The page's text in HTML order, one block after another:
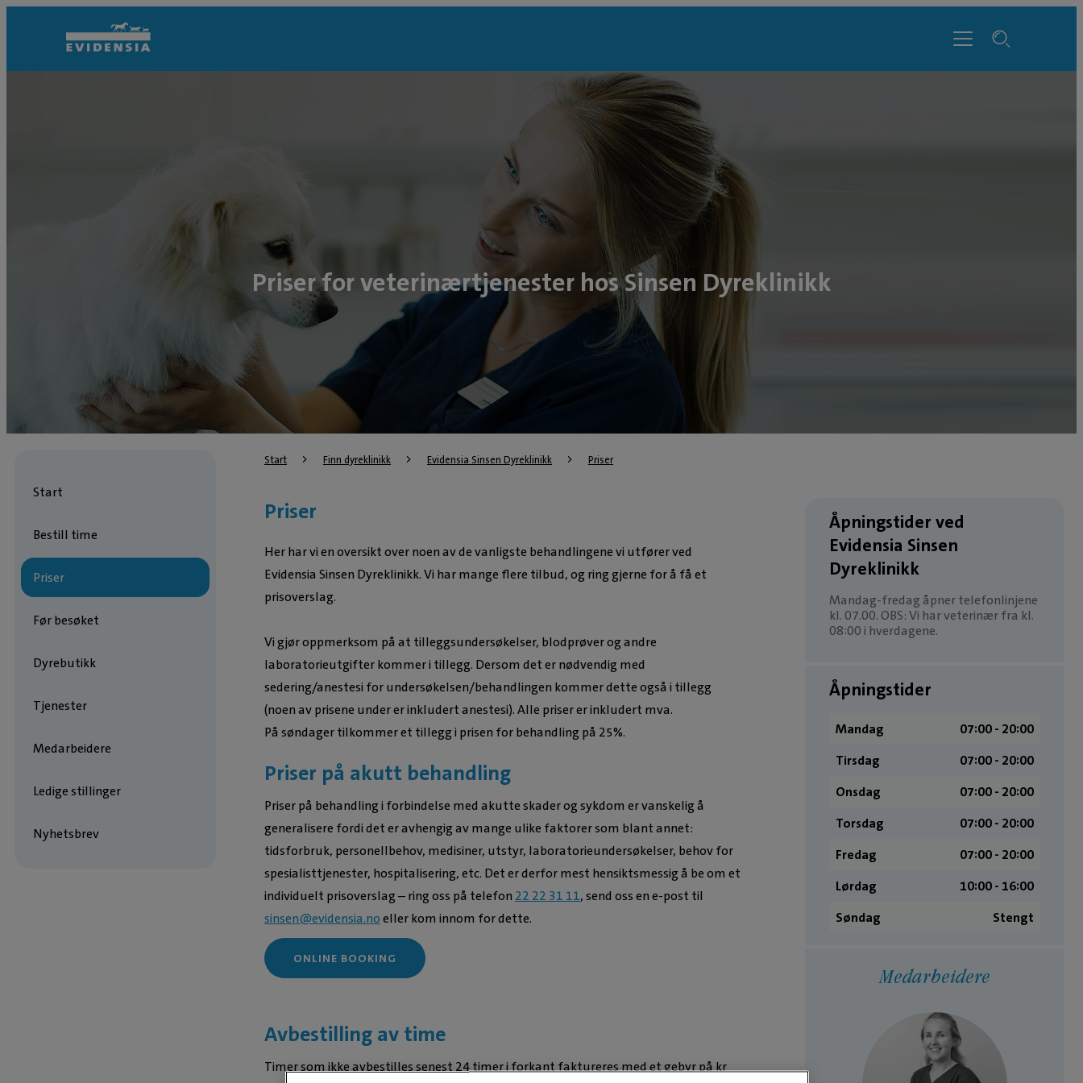
Priser for veterinærtjenester hos Sinsen Dyreklinikk
Start Finn dyreklinikk Evidensia Sinsen Dyreklinikk Priser
Start
Bestill time
Priser
Før besøket
Dyrebutikk
Tjenester
Medarbeidere
Ledige stillinger
Nyhetsbrev
Priser
Her har vi en oversikt over noen av de vanligste behandlingene vi utfører ved
Evidensia Sinsen Dyreklinikk. Vi har mange flere tilbud, og ring gjerne for å få et
prisoverslag.
Vi gjør oppmerksom på at tilleggsundersøkelser, blodprøver og andre
laboratorieutgifter kommer i tillegg. Dersom det er nødvendig med
sedering/anestesi for undersøkelsen/behandlingen kommer dette også i tillegg
(noen av prisene under er inkludert anestesi). Alle priser er inkludert mva.
På søndager tilkommer et tillegg i prisen for behandling på 25%.
Priser på akutt behandling
Priser på behandling i forbindelse med akutte skader og sykdom er vanskelig å
generalisere fordi det er avhengig av mange ulike faktorer som blant annet:
tidsforbruk, personellbehov, medisiner, utstyr, laboratorieundersøkelser, behov for
spesialisttjenester, hospitalisering, etc. Det er derfor mest hensiktsmessig å be om et
individuelt prisoverslag – ring oss på telefon 22 22 31 11, send oss en e-post til
sinsen@evidensia.noeller kom innom for dette.
ONLINE BOOKING
Avbestilling av time
Timer som ikke avbestilles senest 24 timer i forkant faktureres med et gebyr på kr
Åpningstider ved
Evidensia Sinsen
Dyreklinikk
Mandag-fredag åpner telefonlinjene
kl. 07.00. OBS: Vi har veterinær fra kl.
08:00 i hverdagene.
Åpningstider
Mandag
07:00 ­- 20:00
Tirsdag
07:00 ­- 20:00
Onsdag
07:00 ­- 20:00
Torsdag
07:00 ­- 20:00
Fredag
07:00 ­- 20:00
Lørdag
10:00 ­- 16:00
Søndag
Stengt
Medarbeidere